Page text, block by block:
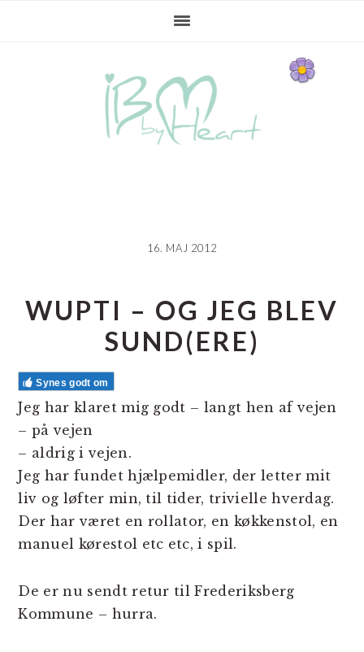
16. MAJ 2012
WUPTI – OG JEG BLEV
SUND(ERE)
Synes godt om
Jeg har klaret mig godt – langt hen af vejen
– på vejen
– aldrig i vejen.
Jeg har fundet hjælpemidler, der letter mit
liv og løfter min, til tider, trivielle hverdag.
Der har været en rollator, en køkkenstol, en
manuel kørestol etc etc, i spil.
De er nu sendt retur til Frederiksberg
Kommune – hurra.